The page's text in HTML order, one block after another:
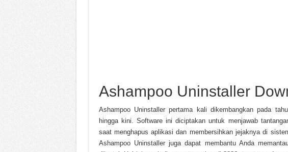
Ashampoo Uninstaller
Ashampoo Uninstaller pertama kali dikembangkan pada
hingga kini. Software ini diciptakan untuk menjawab
saat menghapus aplikasi dan membersihkan jejaknya di
Ashampoo Uninstaller juga dapat membantu Anda